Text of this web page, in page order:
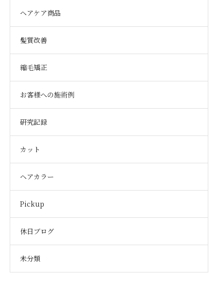
ヘアケア商品
髪質改善
縮毛矯正
お客様への施術例
研究記録
カット
ヘアカラー
Pickup
休日ブログ
未分類